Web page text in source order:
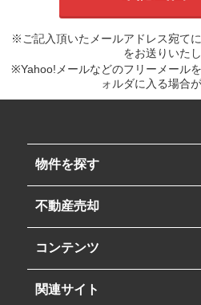
※ご記入頂いたメールアドレス宛て
をお送りいたし
※Yahoo!メールなどのフリーメール
ォルダに入る場合
物件を探す
不動産売却
コンテンツ
関連サイト